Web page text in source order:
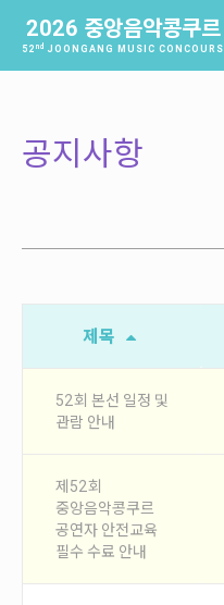
2026 중앙음악콩쿠르
52 nd JOONGANG MUSIC CONCOURS
소개
역사
참가신청 및 확인
참가신청
참가신청확인
안내
공지사항
공지사항
제목
52회 본선 일정 및
관람 안내
제52회
중앙음악콩쿠르
공연자 안전교육
필수 수료 안내